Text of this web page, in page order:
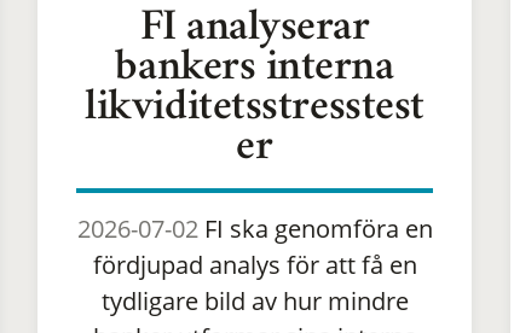
FI analyserar
bankers interna
likviditetsstresstest
er
2026-07-02FI ska genomföra en
fördjupad analys för att få en
tydligare bild av hur mindre